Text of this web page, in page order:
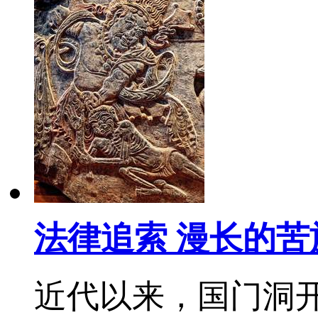
法律追索 漫长的苦
近代以来，国门洞